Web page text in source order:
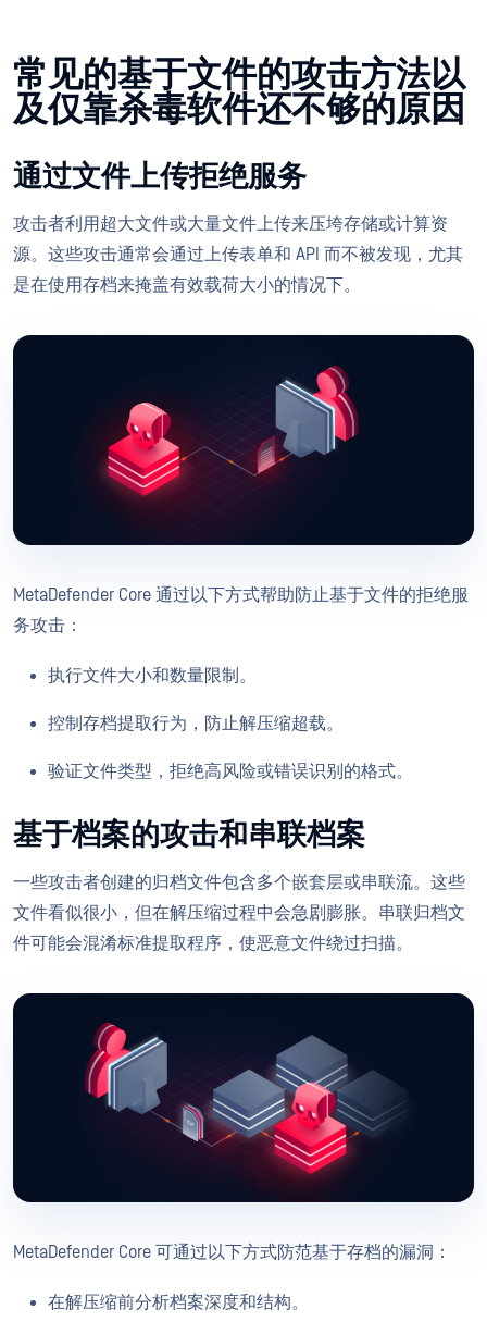
常见的基于文件的攻击方法以
及仅靠杀毒软件还不够的原因
通过文件上传拒绝服务
攻击者利用超大文件或大量文件上传来压垮存储或计算资
源。这些攻击通常会通过上传表单和 API 而不被发现，尤其
是在使用存档来掩盖有效载荷大小的情况下。
MetaDefender Core 通过以下方式帮助防止基于文件的拒绝服
务攻击：
执行文件大小和数量限制。
控制存档提取行为，防止解压缩超载。
验证文件类型，拒绝高风险或错误识别的格式。
基于档案的攻击和串联档案
一些攻击者创建的归档文件包含多个嵌套层或串联流。这些
文件看似很小，但在解压缩过程中会急剧膨胀。串联归档文
件可能会混淆标准提取程序，使恶意文件绕过扫描。
MetaDefender Core 可通过以下方式防范基于存档的漏洞：
在解压缩前分析档案深度和结构。